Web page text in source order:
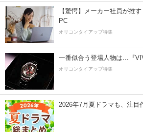
【驚愕】メーカー社員が推
PC
オリコンタイアップ特集
一番似合う登場人物は…『
オリコンタイアップ特集
2026年7月夏ドラマも、注目